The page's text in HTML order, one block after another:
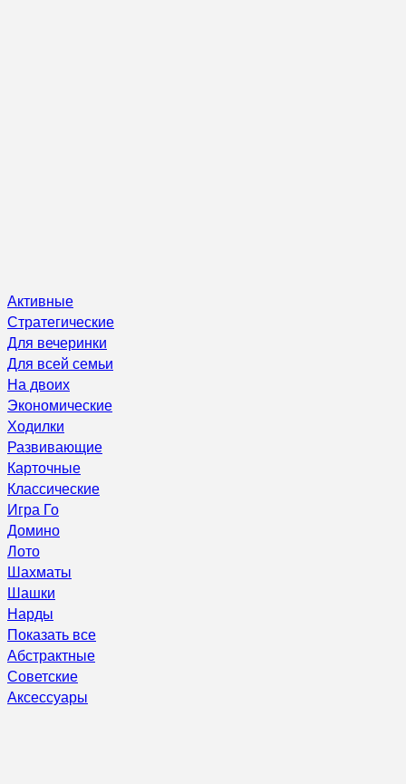
Активные
Стратегические
Для вечеринки
Для всей семьи
На двоих
Экономические
Ходилки
Развивающие
Карточные
Классические
Игра Го
Домино
Лото
Шахматы
Шашки
Нарды
Показать все
Абстрактные
Советские
Аксессуары